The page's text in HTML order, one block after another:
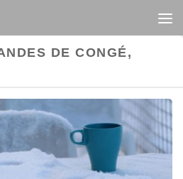
DE CONGÉ,